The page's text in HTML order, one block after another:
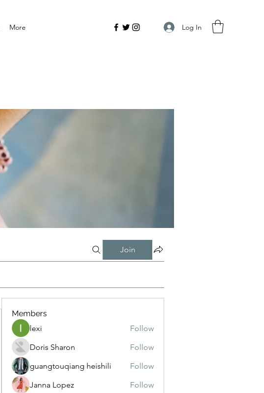
More Log In
Join
Members
lexi
Follow
Doris Sharon
Follow
guangtouqiang heishili
Follow
Janna Lopez
Follow